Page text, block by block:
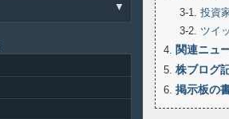
3-1 投資
3-2 ツイ
4
関連ニュ
5 株ブログ
6 掲示板の